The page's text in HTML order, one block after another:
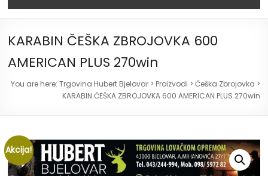
KARABIN ČEŠKA ZBROJOVKA 600
AMERICAN PLUS 270win
You are here: Trgovina Hubert Bjelovar> Proizvodi > Češka Zbrojovka >
KARABIN ČEŠKA ZBROJOVKA 600 AMERICAN PLUS 270win
Akcija!